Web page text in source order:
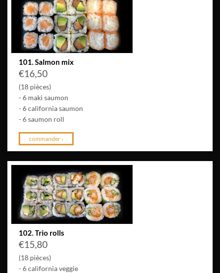
101. Salmon mix
€16,50
(18 pièces)
- 6 maki saumon
- 6 california saumon
- 6 saumon roll
commander ›
102. Trio rolls
€15,80
(18 pièces)
- 6 california veggie